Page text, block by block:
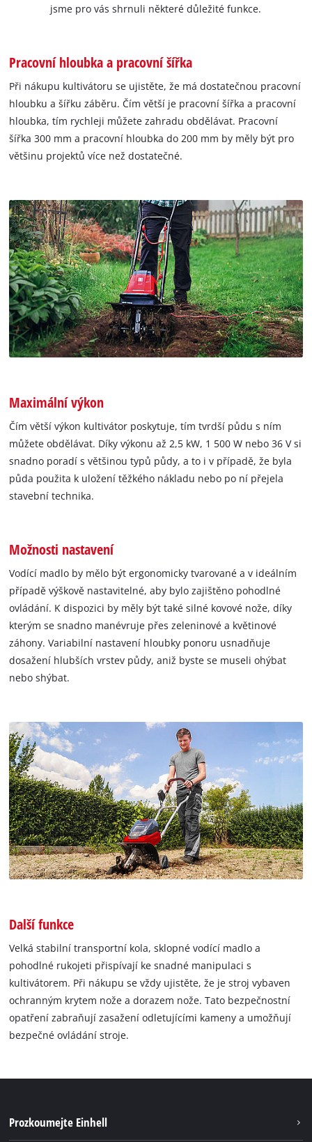
jsme pro vás shrnuli některé důležité funkce.
Pracovní hloubka a pracovní šířka
Při nákupu kultivátoru se ujistěte, že má dostatečnou pracovní
hloubku a šířku záběru. Čím větší je pracovní šířka a pracovní
hloubka, tím rychleji můžete zahradu obdělávat. Pracovní
šířka 300 mm a pracovní hloubka do 200 mm by měly být pro
většinu projektů více než dostatečné.
Maximální výkon
Čím větší výkon kultivátor poskytuje, tím tvrdší půdu s ním
můžete obdělávat. Díky výkonu až 2,5 kW, 1 500 W nebo 36 V si
snadno poradí s většinou typů půdy, a to i v případě, že byla
půda použita k uložení těžkého nákladu nebo po ní přejela
stavební technika.
Možnosti nastavení
Vodící madlo by mělo být ergonomicky tvarované a v ideálním
případě výškově nastavitelné, aby bylo zajištěno pohodlné
ovládání. K dispozici by měly být také silné kovové nože, díky
kterým se snadno manévruje přes zeleninové a květinové
záhony. Variabilní nastavení hloubky ponoru usnadňuje
dosažení hlubších vrstev půdy, aniž byste se museli ohýbat
nebo shýbat.
Další funkce
Velká stabilní transportní kola, sklopné vodící madlo a
pohodlné rukojeti přispívají ke snadné manipulaci s
kultivátorem. Při nákupu se vždy ujistěte, že je stroj vybaven
ochranným krytem nože a dorazem nože. Tato bezpečnostní
opatření zabraňují zasažení odletujícími kameny a umožňují
bezpečné ovládání stroje.
Prozkoumejte Einhell